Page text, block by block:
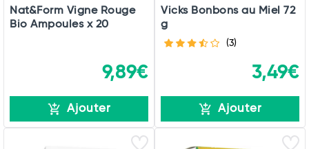
Nat&Form Vigne Rouge
Bio Ampoules x 20
9,89€
Ajouter
Vicks Bonbons au Miel 72
g
(3)
3,49€
Ajouter